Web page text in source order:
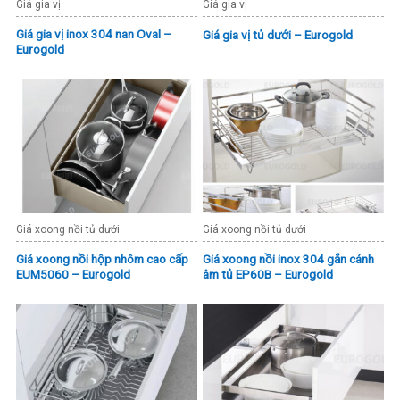
Giá gia vị
Giá gia vị inox 304 nan Oval –
Eurogold
Giá gia vị
Giá gia vị tủ dưới – Eurogold
Giá xoong nồi tủ dưới
Giá xoong nồi hộp nhôm cao cấp
EUM5060 – Eurogold
Giá xoong nồi tủ dưới
Giá xoong nồi inox 304 gắn cánh
âm tủ EP60B – Eurogold